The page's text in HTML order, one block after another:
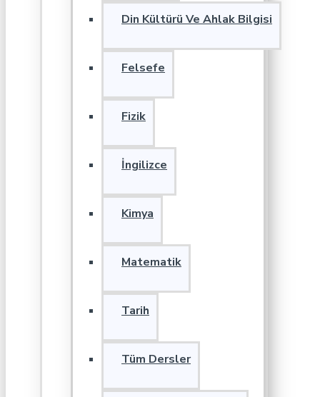
Din Kültürü Ve Ahlak Bilgisi
Felsefe
Fizik
İngilizce
Kimya
Matematik
Tarih
Tüm Dersler